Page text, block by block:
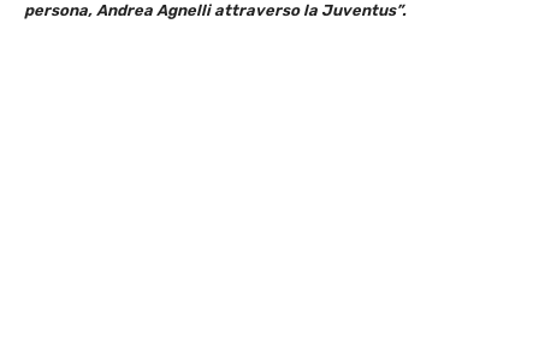
persona, Andrea Agnelli attraverso la Juventus”.